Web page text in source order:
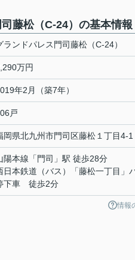
藤松（C-24）の基本情報
ランドパレス門司藤松（C-24）
万円
年2月（築7年）
戸
岡県北九州市門司区藤松 １丁目4-1
陽本線 「 門司 」駅 徒歩28分
日本鉄道（バス）「藤松一丁目」
下車 徒歩2分
情報